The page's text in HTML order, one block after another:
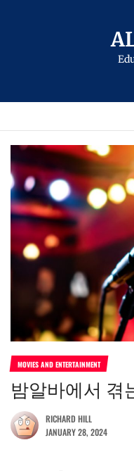
MOVIES AND ENTERTAINMENT
밤알바에서 겪
RICHARD HILL
JANUARY 28, 2024